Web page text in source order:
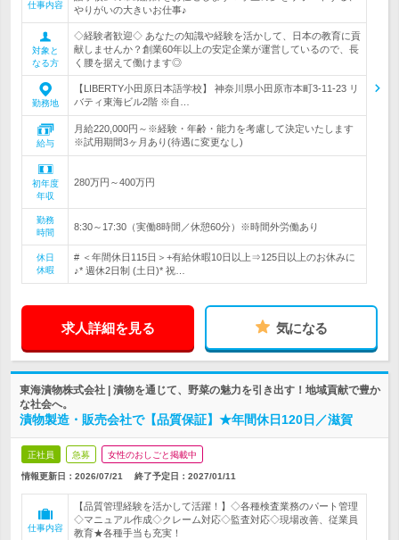
仕事内容
やりがいの大きいお仕事♪
対象と
なる方
◇経験者歓迎◇ あなたの知識や経験を活かして、日本の教育に貢
献しませんか？創業60年以上の安定企業が運営しているので、長
く腰を据えて働けます◎
勤務地
【LIBERTY小田原日本語学校】 神奈川県小田原市本町3-11-23 リ
バティ東海ビル2階 ※自…
給与
月給220,000円～※経験・年齢・能力を考慮して決定いたします
※試用期間3ヶ月あり(待遇に変更なし)
初年度
年収
280万円～400万円
勤務
時間
8:30～17:30（実働8時間／休憩60分）※時間外労働あり
休日
休暇
# ＜年間休日115日＞+有給休暇10日以上⇒125日以上のお休みに
♪* 週休2日制 (土日)* 祝…
求人詳細を見る 気になる
東海漬物株式会社 | 漬物を通じて、野菜の魅力を引き出す！地域貢献で豊か
な社会へ。
漬物製造・販売会社で【品質保証】★年間休日120日／滋賀
正社員 急募 女性のおしごと掲載中
情報更新日：2026/07/21 終了予定日： 2027/01/11
仕事内容
【品質管理経験を活かして活躍！】◇各種検査業務のパート管理
◇マニュアル作成◇クレーム対応◇監査対応◇現場改善、従業員
教育★各種手当も充実！